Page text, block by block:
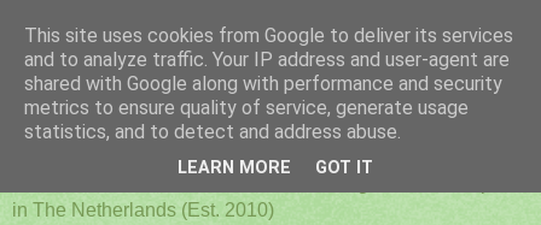
PAFF - Ham Radio & Flora
and Fauna Netherlands
in The Netherlands (Est. 2010)
This site uses cookies from Google to deliver its services
and to analyze traffic. Your IP address and user-agent are
shared with Google along with performance and security
metrics to ensure quality of service, generate usage
statistics, and to detect and address abuse.
LEARN MORE GOT IT